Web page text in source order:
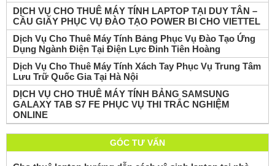
DỊCH VỤ CHO THUÊ MÁY TÍNH LAPTOP TẠI DUY TÂN –
CẦU GIẤY PHỤC VỤ ĐÀO TẠO POWER BI CHO VIETTEL
Dịch Vụ Cho Thuê Máy Tính Bảng Phục Vụ Đào Tạo Ứng
Dụng Ngành Điện Tại Điện Lực Đinh Tiên Hoàng
Dịch Vụ Cho Thuê Máy Tính Xách Tay Phục Vụ Trung Tâm
Lưu Trữ Quốc Gia Tại Hà Nội
DỊCH VỤ CHO THUÊ MÁY TÍNH BẢNG SAMSUNG
GALAXY TAB S7 FE PHỤC VỤ THI TRẮC NGHIỆM
ONLINE
GÓC TƯ VẤN